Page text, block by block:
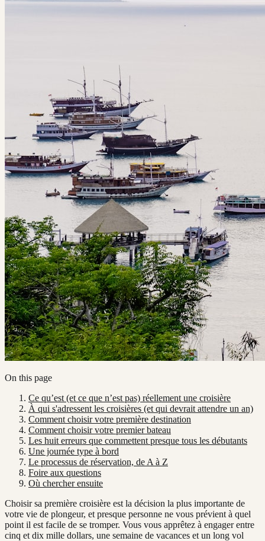
On this page
Ce qu’est (et ce que n’est pas) réellement une croisière
À qui s'adressent les croisières (et qui devrait attendre un an)
Comment choisir votre première destination
Comment choisir votre premier bateau
Les huit erreurs que commettent presque tous les débutants
Une journée type à bord
Le processus de réservation, de A à Z
Foire aux questions
Où chercher ensuite
Choisir sa première croisière est la décision la plus importante de
votre vie de plongeur, et presque personne ne vous prévient à quel
point il est facile de se tromper. Vous vous apprêtez à engager entre
cinq et dix mille dollars, une semaine de vacances et un long vol